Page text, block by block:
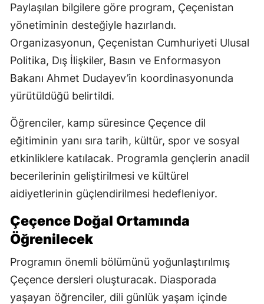
Paylaşılan bilgilere göre program, Çeçenistan
yönetiminin desteğiyle hazırlandı.
Organizasyonun, Çeçenistan Cumhuriyeti Ulusal
Politika, Dış İlişkiler, Basın ve Enformasyon
Bakanı Ahmet Dudayev’in koordinasyonunda
yürütüldüğü belirtildi.
Öğrenciler, kamp süresince Çeçence dil
eğitiminin yanı sıra tarih, kültür, spor ve sosyal
etkinliklere katılacak. Programla gençlerin anadil
becerilerinin geliştirilmesi ve kültürel
aidiyetlerinin güçlendirilmesi hedefleniyor.
Çeçence Doğal Ortamında
Öğrenilecek
Programın önemli bölümünü yoğunlaştırılmış
Çeçence dersleri oluşturacak. Diasporada
yaşayan öğrenciler, dili günlük yaşam içinde